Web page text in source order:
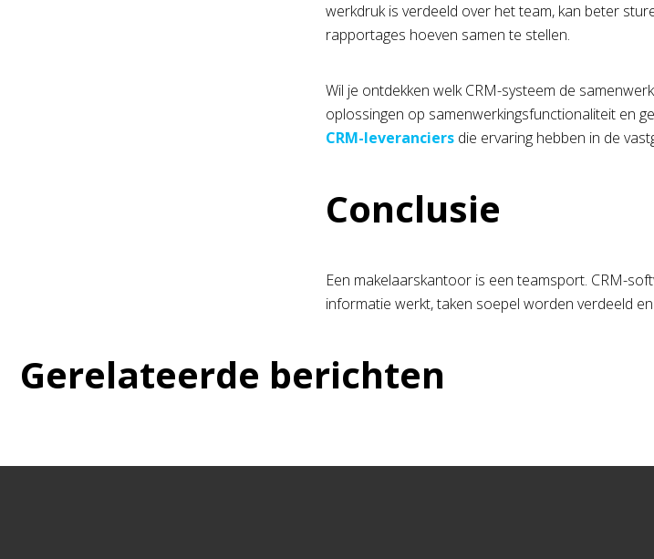
werkdruk is verdeeld over het team, kan beter
rapportages hoeven samen te stellen.
Wil je ontdekken welk CRM-systeem de
oplossingen op samenwerkingsfunctionaliteit en
CRM-leveranciers die ervaring hebben in de
Conclusie
Een makelaarskantoor is een teamsport. CRM-
informatie werkt, taken soepel worden verdeeld
Gerelateerde berichten